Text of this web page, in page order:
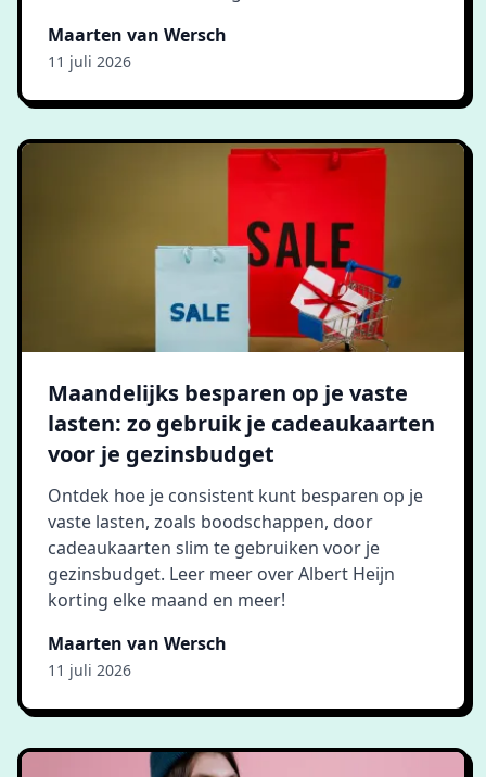
Maarten van Wersch
11 juli 2026
Maandelijks besparen op je vaste
lasten: zo gebruik je cadeaukaarten
voor je gezinsbudget
Ontdek hoe je consistent kunt besparen op je
vaste lasten, zoals boodschappen, door
cadeaukaarten slim te gebruiken voor je
gezinsbudget. Leer meer over Albert Heijn
korting elke maand en meer!
Maarten van Wersch
11 juli 2026